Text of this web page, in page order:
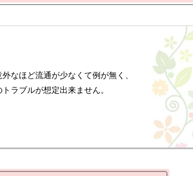
なほど流通が少なくて例が無く、
ラブルが想定出来ません。